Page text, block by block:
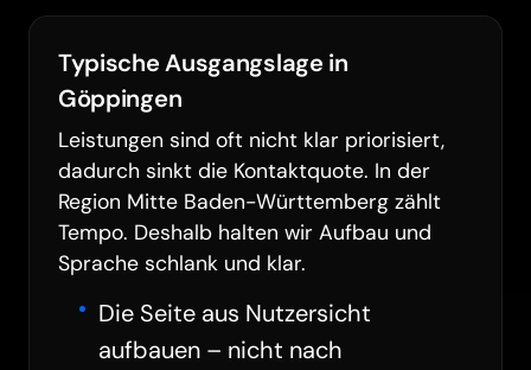
Typische Ausgangslage in
Göppingen
Leistungen sind oft nicht klar priorisiert,
dadurch sinkt die Kontaktquote. In der
Region Mitte Baden-Württemberg zählt
Tempo. Deshalb halten wir Aufbau und
Sprache schlank und klar.
Die Seite aus Nutzersicht
aufbauen – nicht nach